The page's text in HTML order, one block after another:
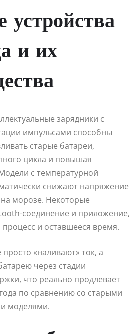
устройства
и их
зарядники с
импульсами способны
старые батареи,
цикла и повышая
с температурной
снижают напряжение
морозе. Некоторые
соединение и приложение,
и оставшееся время.
просто «наливают» ток, а
через стадии
что реально продлевает
по сравнению со старыми
моделями.